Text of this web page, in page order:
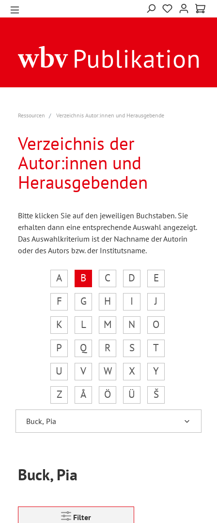
Ressourcen Verzeichnis Autor:innen und Herausgebende
Verzeichnis der
Autor:innen und
Herausgebenden
Bitte klicken Sie auf den jeweiligen Buchstaben. Sie
erhalten dann eine entsprechende Auswahl angezeigt.
Das Auswahlkriterium ist der Nachname der Autorin
oder des Autors bzw. der Institutsname.
A B C D
E
F
G H I
J
K
L M N
O
P
Q R S
T
U
V W X
Y
Z
Å Ö Ü Š
Buck, Pia
Filter